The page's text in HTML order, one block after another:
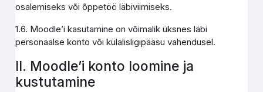
osalemiseks või õppetöö läbiviimiseks.
1.6. Moodle’i kasutamine on võimalik üksnes läbi
personaalse konto või külalisligipääsu vahendusel.
II. Moodle’i konto loomine ja
kustutamine